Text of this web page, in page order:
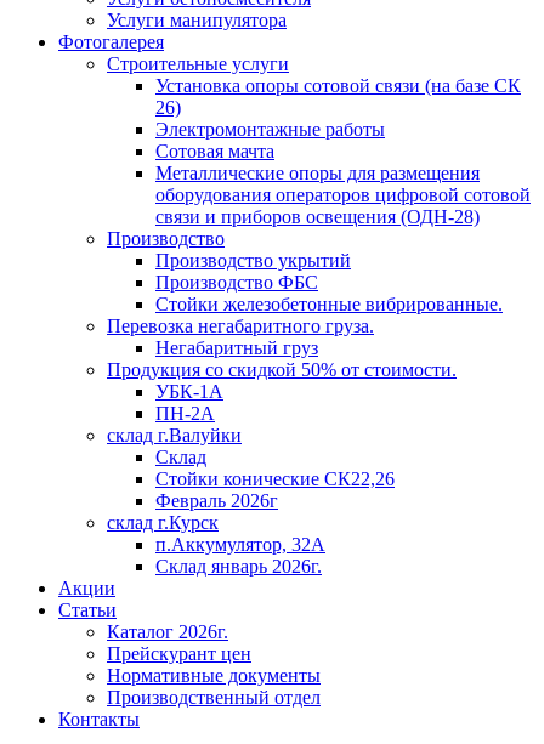
Услуги манипулятора
Фотогалерея
Строительные услуги
Установка опоры сотовой связи (на базе СК
26)
Электромонтажные работы
Сотовая мачта
Металлические опоры для размещения
оборудования операторов цифровой сотовой
связи и приборов освещения (ОДН-28)
Производство
Производство укрытий
Производство ФБС
Стойки железобетонные вибрированные.
Перевозка негабаритного груза.
Негабаритный груз
Продукция со скидкой 50% от стоимости.
УБК-1А
ПН-2А
склад г.Валуйки
Склад
Стойки конические СК22,26
Февраль 2026г
склад г.Курск
п.Аккумулятор, 32А
Склад январь 2026г.
Акции
Статьи
Каталог 2026г.
Прейскурант цен
Нормативные документы
Производственный отдел
Контакты